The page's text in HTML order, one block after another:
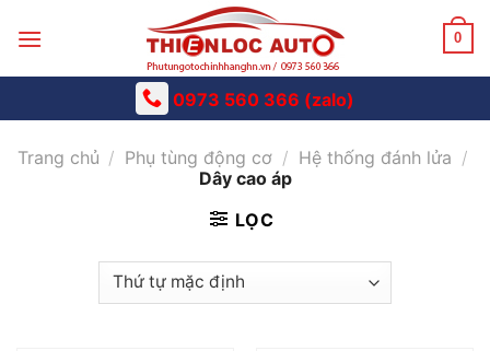
0
0973 560 366 (zalo)
Trang chủ / Phụ tùng động cơ / Hệ thống đánh lửa /
Dây cao áp
LỌC